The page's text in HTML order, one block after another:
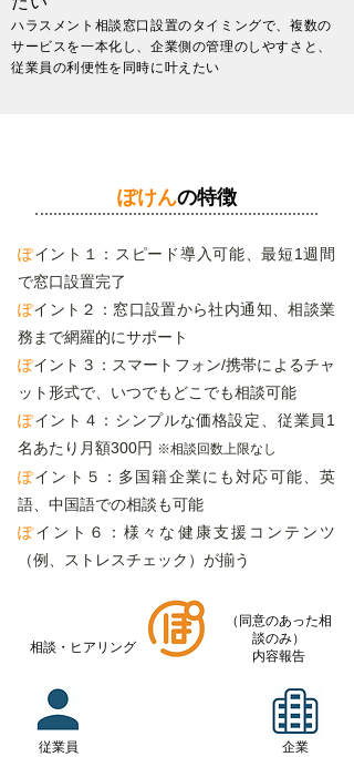
ハラスメント相談窓口設置のタイミングで、複数の
サービスを一本化し、企業側の管理のしやすさと、
従業員の利便性を同時に叶えたい
ぽけんの特徴
ぽイント１：スピード導入可能、最短1週間
で窓口設置完了
ぽイント２：窓口設置から社内通知、相談業
務まで網羅的にサポート
ぽイント３：スマートフォン/携帯によるチャ
ット形式で、いつでもどこでも相談可能
ぽイント４：シンプルな価格設定
​、従業員1
名あたり月額300円 ※相談回数上限なし
ぽイント５：多国籍企業にも対応可能、英
語、中国語での相談も可能
ぽイント６：様々な健康支援コンテンツ
（例、ストレスチェック）が揃う
相談・ヒアリング
従業員
（同意のあった相
談のみ）
内容報告
企業